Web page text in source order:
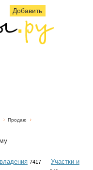
Добавить
Продаю
7417
Участки и